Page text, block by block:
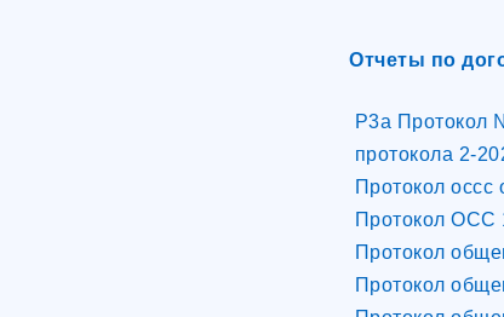
Отчеты по
Р3а Протокол
протокола 2-
Протокол оссс
Протокол ОСС
Протокол
Протокол